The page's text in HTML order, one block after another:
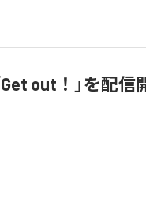
out！」を配信